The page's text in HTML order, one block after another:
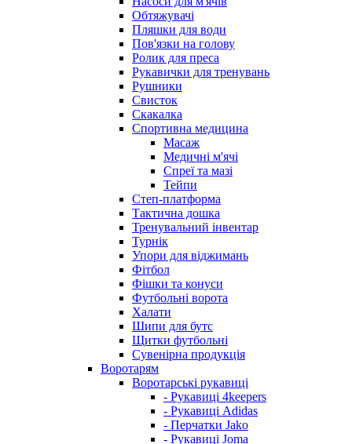
Обтяжувачі
Пляшки для води
Пов'язки на голову
Ролик для преса
Рукавички для тренувань
Рушники
Свисток
Скакалка
Спортивна медицина
Масаж
Медичні м'ячі
Спреї та мазі
Тейпи
Степ-платформа
Тактична дошка
Тренувальний інвентар
Турнік
Упори для віджимань
Фітбол
Фішки та конуси
Футбольні ворота
Халати
Шипи для бутс
Щитки футбольні
Сувенірна продукція
Воротарям
Воротарські рукавиці
- Рукавиці 4keepers
- Рукавиці Adidas
- Перчатки Jako
- Рукавиці Joma